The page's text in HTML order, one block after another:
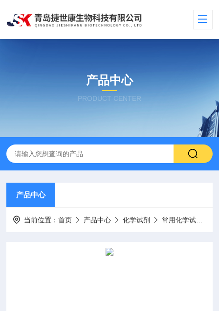
产品中心
PRODUCT CENTER
产品中心
当前位置：首页 产品中心 化学试剂 常用化学试剂